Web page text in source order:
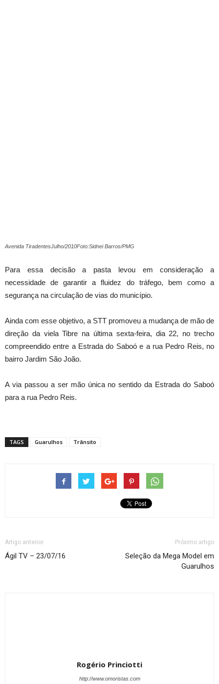
Avenida TiradentesJulho/2010Foto:Sidnei Barros/PMG
Para essa decisão a pasta levou em consideração a
necessidade de garantir a fluidez do tráfego, bem como a
segurança na circulação de vias do município.
Ainda com esse objetivo, a STT promoveu a mudança de mão de
direção da viela Tibre na última sexta-feira, dia 22, no trecho
compreendido entre a Estrada do Saboó e a rua Pedro Reis, no
bairro Jardim São João.
A via passou a ser mão única no sentido da Estrada do Saboó
para a rua Pedro Reis.
TAGS Guarulhos Trânsito
Artigo anterior
Ágil TV – 23/07/16
Próximo artigo
Seleção da Mega Model em
Guarulhos
Rogério Princiotti
http://www.omoristas.com